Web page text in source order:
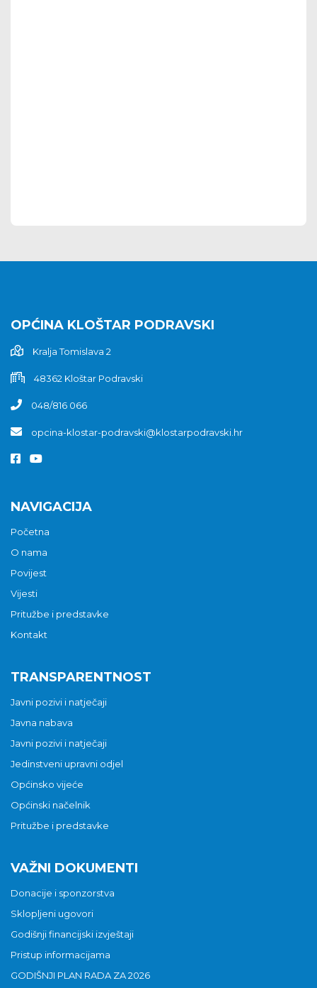
OPĆINA KLOŠTAR PODRAVSKI
Kralja Tomislava 2
48362 Kloštar Podravski
048/816 066
opcina-klostar-podravski@klostarpodravski.hr
NAVIGACIJA
Početna
O nama
Povijest
Vijesti
Pritužbe i predstavke
Kontakt
TRANSPARENTNOST
Javni pozivi i natječaji
Javna nabava
Javni pozivi i natječaji
Jedinstveni upravni odjel
Općinsko vijeće
Općinski načelnik
Pritužbe i predstavke
VAŽNI DOKUMENTI
Donacije i sponzorstva
Sklopljeni ugovori
Godišnji financijski izvještaji
Pristup informacijama
GODIŠNJI PLAN RADA ZA 2026